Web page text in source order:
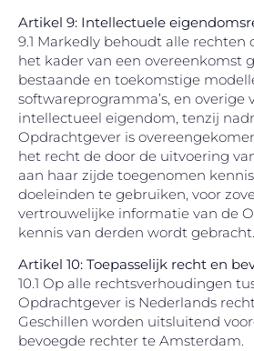
Artikel 9: Intellectuele
9.1 Markedly behoudt alle rechten
het kader van een overeenkomst
bestaande en toekomstige
softwareprogramma’s, en overige
intellectueel eigendom, tenzij
Opdrachtgever is
het recht de door de uitvoering
aan haar zijde toegenomen
doeleinden te gebruiken, voor
vertrouwelijke informatie van de
kennis van derden wordt gebracht.
Artikel 10: Toepasselijk recht en
10.1 Op alle rechtsverhoudingen
Opdrachtgever is Nederlands
Geschillen worden uitsluitend
bevoegde rechter te Amsterdam.